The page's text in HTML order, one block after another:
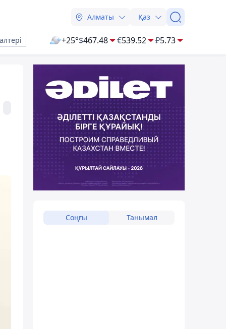
Алматы Қаз
+25°$467.48 €539.52 ₽5.73
Соңғы Танымал